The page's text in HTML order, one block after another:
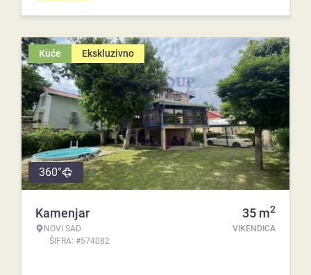
Kuće Ekskluzivno
360°
Kamenjar
NOVI SAD
ŠIFRA: #574082
35 m2
VIKENDICA